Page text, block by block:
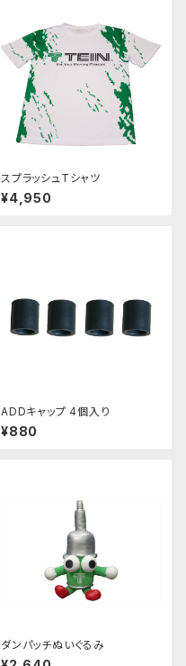
スプラッシュTシャツ
¥4,950
ADDキャップ 4個入り
¥880
ダンパッチぬいぐるみ